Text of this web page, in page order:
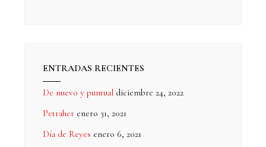
ENTRADAS RECIENTES
De nuevo y puntual diciembre 24, 2022
Petraher enero 31, 2021
Día de Reyes enero 6, 2021